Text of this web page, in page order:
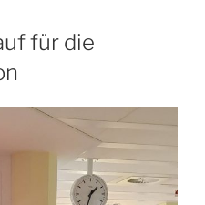
für die